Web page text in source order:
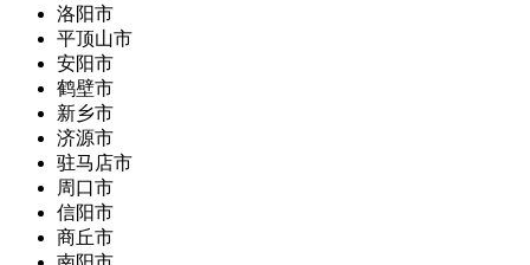
洛阳市
平顶山市
安阳市
鹤壁市
新乡市
济源市
驻马店市
周口市
信阳市
商丘市